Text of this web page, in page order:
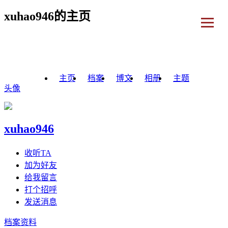
xuhao946的主页
主页 档案 博文 相册
主题
头像
xuhao946
收听TA
加为好友
给我留言
打个招呼
发送消息
档案资料